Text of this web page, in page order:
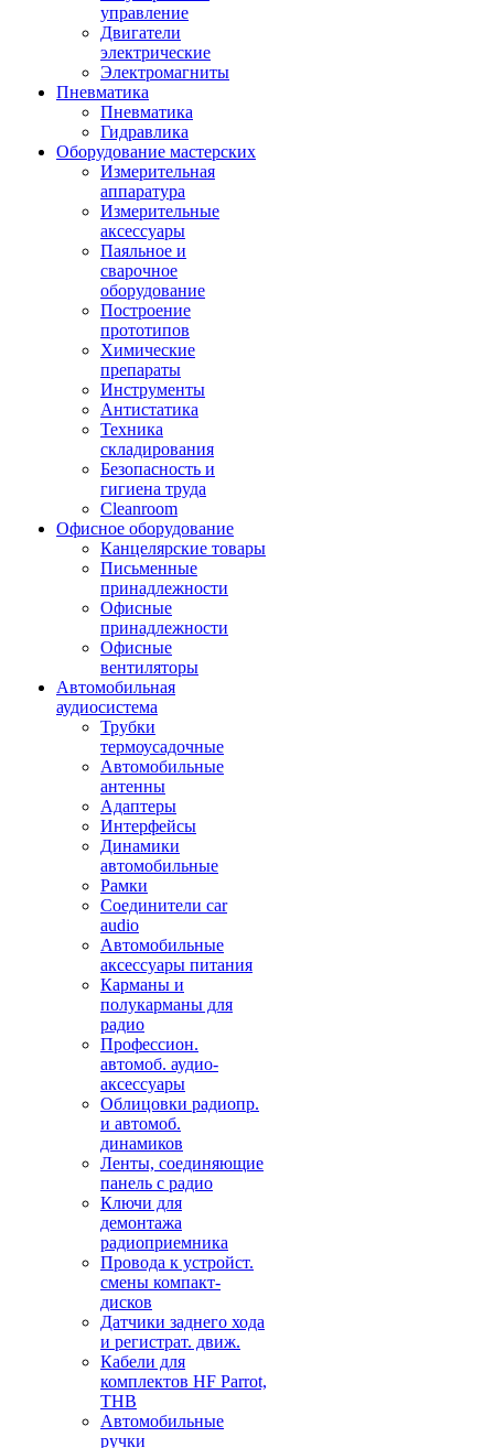
управление
Двигатели
электрические
Электромагниты
Пневматика
Пневматика
Гидравлика
Оборудование мастерских
Измерительная
аппаратура
Измерительные
аксессуары
Паяльное и
сварочное
оборудование
Построение
прототипов
Химические
препараты
Инструменты
Aнтистатика
Техника
складирования
Безопасность и
гигиена труда
Cleanroom
Офисное оборудование
Канцелярские товары
Письменные
принадлежности
Офисные
принадлежности
Офисные
вентиляторы
Автомобильная
аудиосистема
Трубки
термоусадочные
Автомобильные
антенны
Адаптеры
Интерфейсы
Динамики
автомобильные
Рамки
Соединители car
audio
Автомобильные
аксессуары питания
Карманы и
полукарманы для
радио
Профессион.
автомоб. аудио-
аксессуары
Облицовки радиопр.
и автомоб.
динамиков
Ленты, соединяющие
панель с радио
Ключи для
демонтажа
радиоприемника
Провода к устройст.
смены компакт-
дисков
Датчики заднего хода
и регистрат. движ.
Кабели для
комплектов HF Parrot,
THB
Автомобильные
ручки